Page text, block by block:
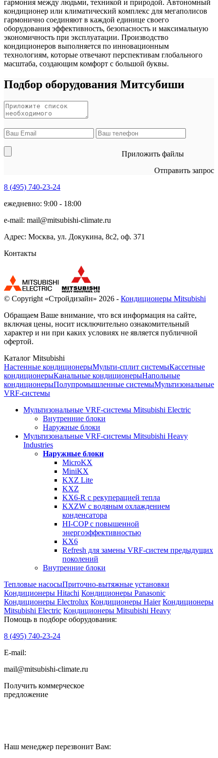
гармония между людьми, техникой и природой. Автономный
кондиционер или климатический комплекс для мегаполисов
гармонично соединяют в каждой единице своего
оборудования эффективность, безопасность и максимальную
экономичность при эксплуатации. Производство
кондиционеров выполняется по инновационным
технологиям, которые отвечают перспективам глобального
масштаба, создающим комфорт с большой буквы.
Подбор оборудования Митсубиши
Приложить файлы
Отправить запрос
8 (495) 740-23-24
ежедневно: 9:00 - 18:00
e-mail: mail@mitsubishi-climate.ru
Адрес: Москва, ул. Докукина, 8с2, оф. 371
Контакты
© Copyright «Стройдизайн» 2026 - Кондиционеры Mitsubishi
Обращаем Ваше внимание, что вся информация на сайте,
включая цены, носит исключительно ознакомительный
характер и ни при каких условиях не является публичной
офертой.
Каталог Mitsubishi
Настенные кондиционерыМульти-сплит системыКассетные
кондиционерыКанальные кондиционерыНапольные
кондиционерыПолупромышленные системыМультизональные
VRF-системы
Мультизональные VRF-системы Mitsubishi Electric
Внутренние блоки
Наружные блоки
Мультизональные VRF-системы Mitsubishi Heavy
Industries
Наружные блоки
MicroKX
MiniKX
KXZ Lite
KXZ
KX6-R с рекуперацией тепла
KXZW с водяным охлаждением
конденсатора
HI-COP с повышенной
энергоэффективностью
KX6
Refresh для замены VRF-систем предыдущих
поколений
Внутренние блоки
Тепловые насосыПриточно-вытяжные установки
Кондиционеры Hitachi Кондиционеры Panasonic
Кондиционеры Electrolux Кондиционеры Haier Кондиционеры
Mitsubishi Electric Кондиционеры Mitsubishi Heavy
Помощь в подборе оборудования:
8 (495) 740-23-24
E-mail:
mail@mitsubishi-climate.ru
Получить коммерческое
предложение
Наш менеджер перезвонит Вам: